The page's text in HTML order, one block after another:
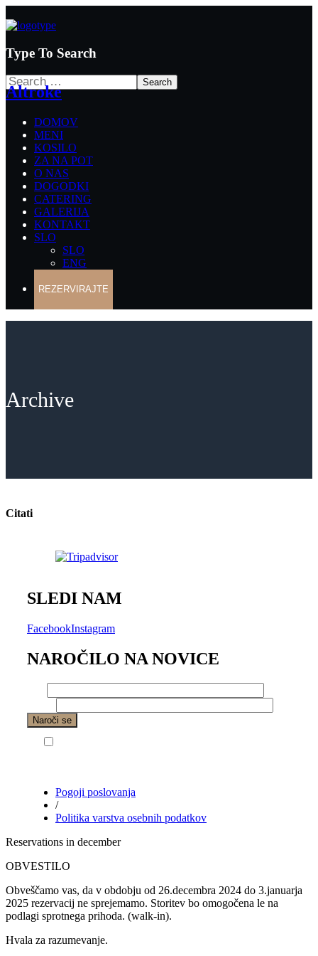
Type To Search
Altroke
DOMOV
MENI
KOSILO
ZA NA POT
O NAS
DOGODKI
CATERING
GALERIJA
KONTAKT
SLO
SLO
ENG
REZERVIRAJTE
Archive
Citati
SLEDI NAM
FacebookInstagram
NAROČILO NA NOVICE
Pogoji poslovanja
/
Politika varstva osebnih podatkov
Reservations in december
OBVESTILO
Obveščamo vas, da v obdobju od 26.decembra 2024 do 3.januarja
2025 rezervacij ne sprejemamo. Storitev bo omogočena le na
podlagi sprotnega prihoda. (walk-in).
Hvala za razumevanje.